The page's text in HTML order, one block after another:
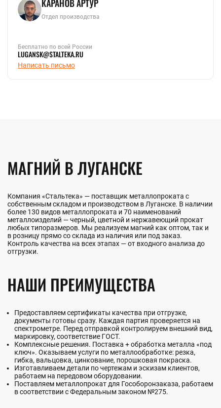
КАРАНОВ АРТУР
Отдел производства
Бесплатно по всей России
LUGANSK@STALTEKA.RU
Написать письмо
МАГНИЙ В ЛУГАНСКЕ
Компания «Стальтека» — поставщик металлопроката с
собственным складом и производством в Луганске. В наличии
более 130 видов металлопроката и 70 наименований
металлоизделий — черный, цветной и нержавеющий прокат
любых типоразмеров. Мы реализуем магний как оптом, так и
в розницу прямо со склада из наличия или под заказ.
Контроль качества на всех этапах — от входного анализа до
отгрузки.
НАШИ ПРЕИМУЩЕСТВА
Предоставляем сертификаты качества при отгрузке,
документы готовы сразу. Каждая партия проверяется на
спектрометре. Перед отправкой контролируем внешний вид,
маркировку, соответствие ГОСТ.
Комплексные решения. Поставка + обработка металла «под
ключ». Оказываем услуги по металлообработке: резка,
гибка, вальцовка, цинкование, порошковая покраска.
Изготавливаем детали по чертежам и эскизам клиентов,
работаем на передовом оборудовании.
Поставляем металлопрокат для Гособоронзаказа, работаем
в соответствии с Федеральным законом №275.